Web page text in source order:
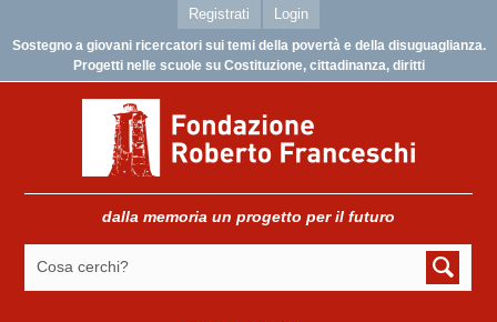
Registrati Login
Sostegno a giovani ricercatori sui temi della povertà e della disuguaglianza.
Progetti nelle scuole su Costituzione, cittadinanza, diritti
dalla memoria un progetto per il futuro